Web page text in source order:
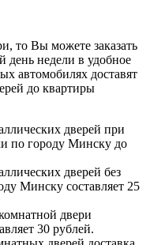
то Вы можете заказать
день недели в удобное
автомобилях доставят
до квартиры
дверей при
по городу Минску до
дверей без
Минску составляет 25
двери
30 рублей.